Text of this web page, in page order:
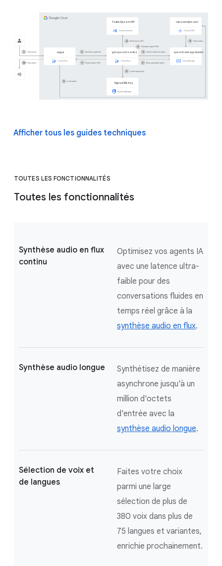
Afficher tous les guides techniques
TOUTES LES FONCTIONNALITÉS
Toutes les fonctionnalités
Synthèse audio en flux
continu
Optimisez vos agents IA
avec une latence ultra-
faible pour des
conversations fluides en
temps réel grâce à la
synthèse audio en flux.
Synthèse audio longue
Synthétisez de manière
asynchrone jusqu'à un
million d'octets
d'entrée avec la
synthèse audio longue.
Sélection de voix et
de langues
Faites votre choix
parmi une large
sélection de plus de
380 voix dans plus de
75 langues et variantes,
enrichie prochainement.